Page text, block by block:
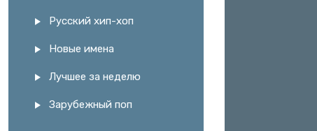
Русский хип-хоп
Новые имена
Лучшее за неделю
Зарубежный поп